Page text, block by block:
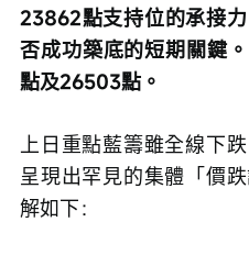
23862點支持位的承接
否成功築底的短期關鍵
點及26503點。
上日重點藍籌雖全線下
呈現出罕見的集體「價
解如下：